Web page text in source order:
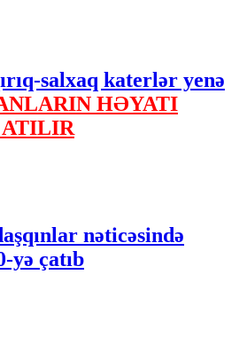
salxaq katerlər yenə
HƏYATI
nəticəsində
yə çatıb